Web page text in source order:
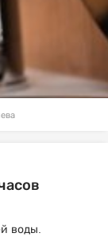
воды.